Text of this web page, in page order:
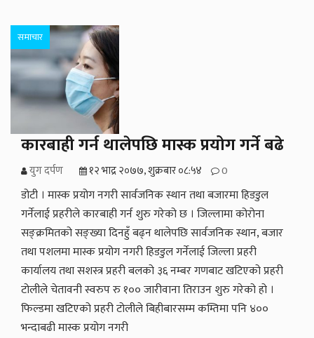
समाचार
कारबाही गर्न थालेपछि मास्क प्रयोग गर्ने बढे
युग दर्पण १२ भाद्र २०७७, शुक्रबार ०८:५४ 0
डोटी । मास्क प्रयोग नगरी सार्वजनिक स्थान तथा बजारमा हिडडुल
गर्नेलाई प्रहरीले कारबाही गर्न शुरु गरेको छ । जिल्लामा कोरोना
सङ्क्रमितको सङ्ख्या दिनहुँ बढ्न थालेपछि सार्वजनिक स्थान, बजार
तथा पशलमा मास्क प्रयोग नगरी हिडडुल गर्नेलाई जिल्ला प्रहरी
कार्यालय तथा सशस्त्र प्रहरी बलको ३६ नम्बर गणबाट खटिएको प्रहरी
टोलीले चेतावनी स्वरुप रु १०० जारीवाना तिराउन शुरु गरेको हो ।
फिल्डमा खटिएको प्रहरी टोलीले बिहीबारसम्म कम्तिमा पनि ४००
भन्दाबढी मास्क प्रयोग नगरी